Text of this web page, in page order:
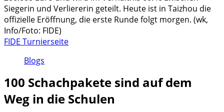
Siegerin und Verliererin geteilt. Heute ist in Taizhou die
offizielle Eröffnung, die erste Runde folgt morgen. (wk,
Info/Foto: FIDE)
FIDE Turnierseite
Blogs
100 Schachpakete sind auf dem
Weg in die Schulen